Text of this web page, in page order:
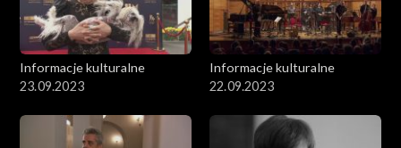
Informacje kulturalne
23.09.2023
Informacje kulturalne
22.09.2023